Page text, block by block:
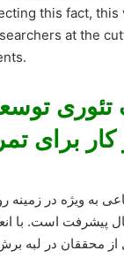
this fact, this
at the
تئوری
برای
به ویژه در زمینه
پیشرفت است. با
محققان در لبه